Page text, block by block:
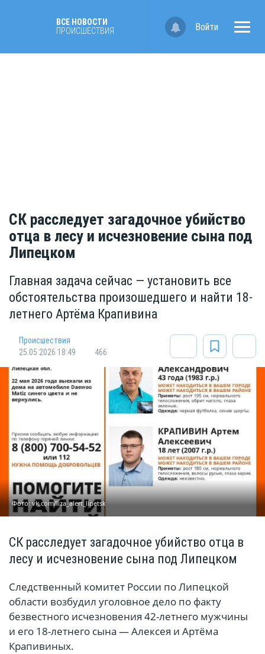
ВСЕ НОВОСТИ
ПРОИСШЕСТВИЯ
Войти
СК расследует загадочное убийство
отца в лесу и исчезновение сына под
Липецком
Главная задача сейчас — установить все
обстоятельства произошедшего и найти 18-
летнего Артёма Крапивина
Происшествия
25.05.2026 18:49
466
Фото: vk.com/liza_alert_lipetsk
СК расследует загадочное убийство отца в
лесу и исчезновение сына под Липецком
Следственный комитет России по Липецкой
области возбудил уголовное дело по факту
безвестного исчезновения 42-летнего мужчины
и его 18-летнего сына — Алексея и Артёма
Крапивиных.